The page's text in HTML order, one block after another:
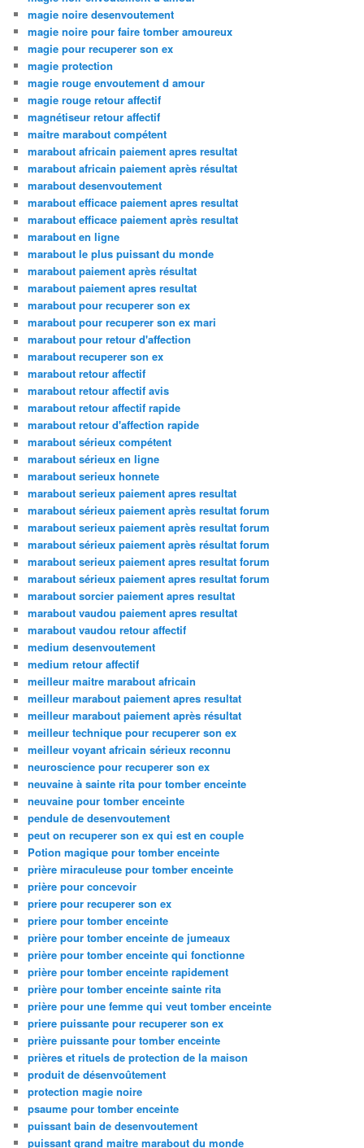
magie noire desenvoutement
magie noire pour faire tomber amoureux
magie pour recuperer son ex
magie protection
magie rouge envoutement d amour
magie rouge retour affectif
magnétiseur retour affectif
maitre marabout compétent
marabout africain paiement apres resultat
marabout africain paiement après résultat
marabout desenvoutement
marabout efficace paiement apres resultat
marabout efficace paiement après resultat
marabout en ligne
marabout le plus puissant du monde
marabout paiement après résultat
marabout paiement apres resultat
marabout pour recuperer son ex
marabout pour recuperer son ex mari
marabout pour retour d'affection
marabout recuperer son ex
marabout retour affectif
marabout retour affectif avis
marabout retour affectif rapide
marabout retour d'affection rapide
marabout sérieux compétent
marabout sérieux en ligne
marabout serieux honnete
marabout serieux paiement apres resultat
marabout sérieux paiement après resultat forum
marabout serieux paiement après resultat forum
marabout sérieux paiement après résultat forum
marabout serieux paiement apres resultat forum
marabout sérieux paiement apres resultat forum
marabout sorcier paiement apres resultat
marabout vaudou paiement apres resultat
marabout vaudou retour affectif
medium desenvoutement
medium retour affectif
meilleur maitre marabout africain
meilleur marabout paiement apres resultat
meilleur marabout paiement après résultat
meilleur technique pour recuperer son ex
meilleur voyant africain sérieux reconnu
neuroscience pour recuperer son ex
neuvaine à sainte rita pour tomber enceinte
neuvaine pour tomber enceinte
pendule de desenvoutement
peut on recuperer son ex qui est en couple
Potion magique pour tomber enceinte
prière miraculeuse pour tomber enceinte
prière pour concevoir
priere pour recuperer son ex
priere pour tomber enceinte
prière pour tomber enceinte de jumeaux
prière pour tomber enceinte qui fonctionne
prière pour tomber enceinte rapidement
prière pour tomber enceinte sainte rita
prière pour une femme qui veut tomber enceinte
priere puissante pour recuperer son ex
prière puissante pour tomber enceinte
prières et rituels de protection de la maison
produit de désenvoûtement
protection magie noire
psaume pour tomber enceinte
puissant bain de desenvoutement
puissant grand maitre marabout du monde